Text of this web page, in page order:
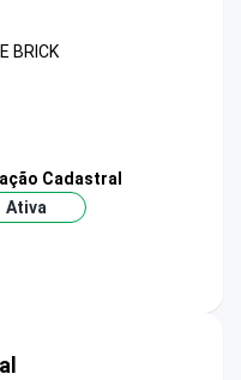
BRICK
Cadastral
Ativa